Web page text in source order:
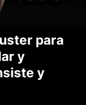
para
y
y